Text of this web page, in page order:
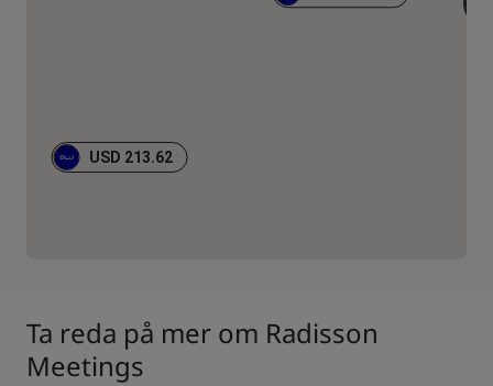
USD 213.62
Ta reda på mer om Radisson
Meetings